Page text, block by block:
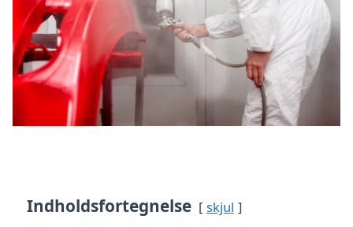
Indholdsfortegnelse skjul